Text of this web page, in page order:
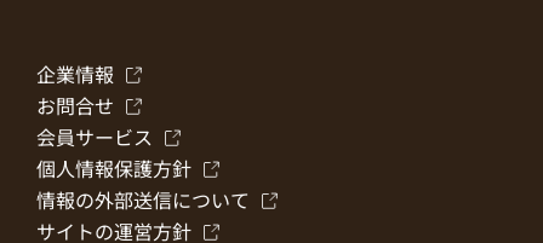
企業情報
お問合せ
会員サービス
個人情報保護方針
情報の外部送信について
サイトの運営方針